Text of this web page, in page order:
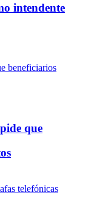
intendente
que